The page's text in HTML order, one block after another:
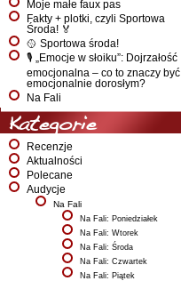
Moje małe faux pas
Fakty + plotki, czyli Sportowa
Środa! 🏅
🥎 Sportowa środa!
🎙️ „Emocje w słoiku”: Dojrzałość
emocjonalna – co to znaczy być
emocjonalnie dorosłym?
Na Fali
Kategorie
Recenzje
Aktualności
Polecane
Audycje
Na Fali
Na Fali: Poniedziałek
Na Fali: Wtorek
Na Fali: Środa
Na Fali: Czwartek
Na Fali: Piątek